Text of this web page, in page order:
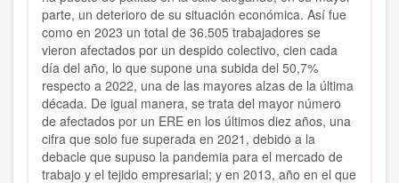
parte, un deterioro de su situación económica. Así fue
como en 2023 un total de 36.505 trabajadores se
vieron afectados por un despido colectivo, cien cada
día del año, lo que supone una subida del 50,7%
respecto a 2022, una de las mayores alzas de la última
década. De igual manera, se trata del mayor número
de afectados por un ERE en los últimos diez años, una
cifra que solo fue superada en 2021, debido a la
debacle que supuso la pandemia para el mercado de
trabajo y el tejido empresarial; y en 2013, año en el que